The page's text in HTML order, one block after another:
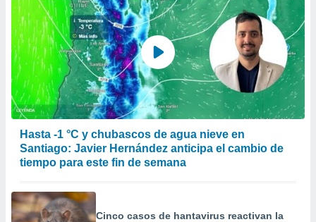
Hasta -1 °C y chubascos de agua nieve en
Santiago: Javier Hernández anticipa el cambio de
tiempo para este fin de semana
Cinco casos de hantavirus reactivan la